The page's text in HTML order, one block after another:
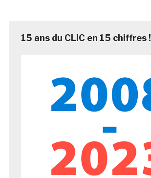
15 ans du CLIC en 15 chiffres !